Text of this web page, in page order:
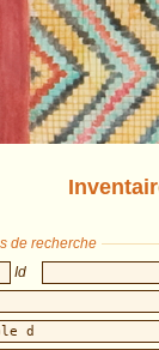
de recherche
Id